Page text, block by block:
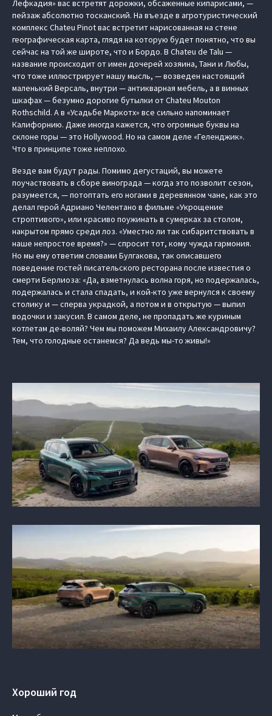
Лефкадия» вас встретят дорожки, обсаженные кипарисами, —
пейзаж абсолютно тосканский. На въезде в агротуристический
комплекс Chateu Pinot вас встретит нарисованная на стене
географическая карта, глядя на которую будет понятно, что вы
сейчас на той же широте, что и Бордо. В Chateu de Talu —
название происходит от имен дочерей хозяина, Тани и Любы,
что тоже иллюстрирует нашу мысль, — возведен настоящий
маленький Версаль, внутри — антикварная мебель, а в винных
шкафах — безумно дорогие бутылки от Chateu Mouton
Rothschild. А в «Усадьбе Маркотх» все сильно напоминает
Калифорнию. Даже иногда кажется, что огромные буквы на
склоне горы — это Hollywood. Но на самом деле «Геленджик».
Что в принципе тоже неплохо.
Везде вам будут рады. Помимо дегустаций, вы можете
поучаствовать в сборе винограда — когда это позволит сезон,
разумеется, — потоптать его ногами в деревянном чане, как это
делал герой Адриано Челентано в фильме «Укрощение
строптивого», или красиво поужинать в сумерках за столом,
накрытом прямо среди лоз. «Уместно ли так сибаритствовать в
наше непростое время?» — спросит тот, кому чужда гармония.
Но мы ему ответим словами Булгакова, так описавшего
поведение гостей писательского ресторана после известия о
смерти Берлиоза: «Да, взметнулась волна горя, но подержалась,
подержалась и стала спадать, и кой-кто уже вернулся к своему
столику и — сперва украдкой, а потом и в открытую — выпил
водочки и закусил. В самом деле, не пропадать же куриным
котлетам де-воляй? Чем мы поможем Михаилу Александровичу?
Тем, что голодные останемся? Да ведь мы-то живы!»
Хороший год